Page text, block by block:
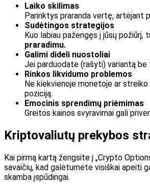
Laiko skilimas
Parinktys praranda vertę, artėjant
Sudėtingos strategijos
Kuo labiau pažengęs į jūsų požiūrį,
praradimu.
Galimi dideli nuostoliai
Jei parduodate (rašyti) variantą
Rinkos likvidumo problemos
Ne kiekvienoje monetoje ar
poziciją.
Emocinis sprendimų priėmimas
Greitos kainos svyravimai gali
Kriptovaliutų prekybos
Kai pirmą kartą žengsite į „Crypto
savaičių, kad galėtumėte visiškai apeiti
skamba įspūdingai.